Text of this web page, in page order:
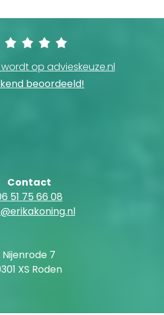
wordt op advieskeuze.nl
beoordeeld!
Contact
51 75 66 08
Nijenrode 7
XS Roden